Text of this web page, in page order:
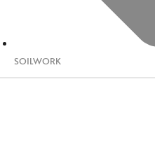
SOILWORK